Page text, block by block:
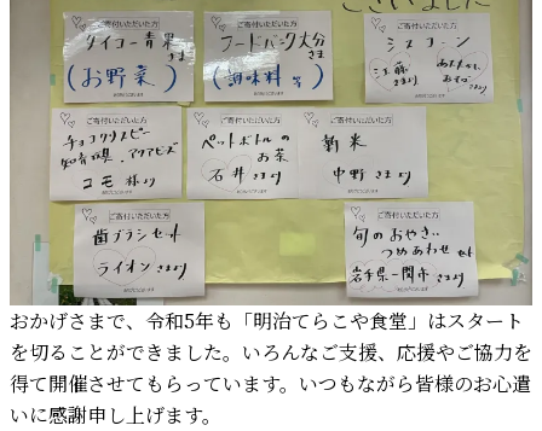
おかげさまで、令和5年も「明治てらこや食堂」はスタート
を切ることができました。いろんなご支援、応援やご協力を
得て開催させてもらっています。いつもながら皆様のお心遣
いに感謝申し上げます。